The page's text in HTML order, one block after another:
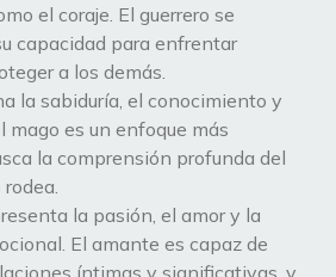
el coraje. El guerrero se
capacidad para enfrentar
a los demás.
la sabiduría, el conocimiento y
mago es un enfoque más
la comprensión profunda del
la pasión, el amor y la
El amante es capaz de